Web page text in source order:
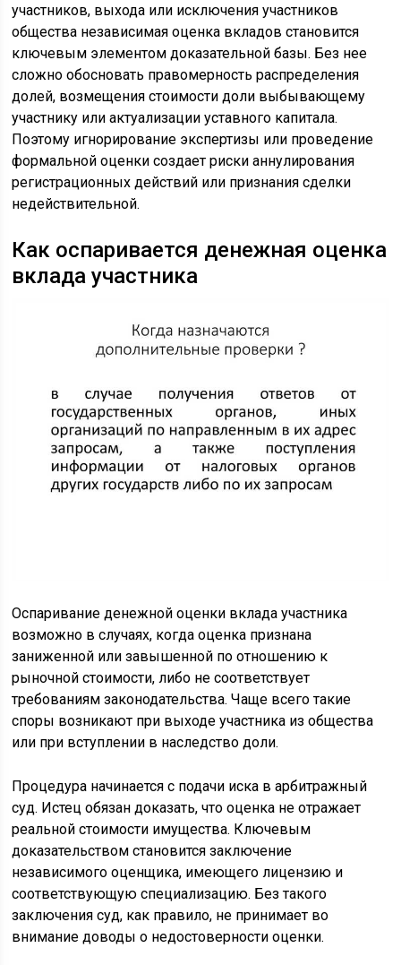
участников, выхода или исключения участников
общества независимая оценка вкладов становится
ключевым элементом доказательной базы. Без нее
сложно обосновать правомерность распределения
долей, возмещения стоимости доли выбывающему
участнику или актуализации уставного капитала.
Поэтому игнорирование экспертизы или проведение
формальной оценки создает риски аннулирования
регистрационных действий или признания сделки
недействительной.
Как оспаривается денежная оценка
вклада участника
Оспаривание денежной оценки вклада участника
возможно в случаях, когда оценка признана
заниженной или завышенной по отношению к
рыночной стоимости, либо не соответствует
требованиям законодательства. Чаще всего такие
споры возникают при выходе участника из общества
или при вступлении в наследство доли.
Процедура начинается с подачи иска в арбитражный
суд. Истец обязан доказать, что оценка не отражает
реальной стоимости имущества. Ключевым
доказательством становится заключение
независимого оценщика, имеющего лицензию и
соответствующую специализацию. Без такого
заключения суд, как правило, не принимает во
внимание доводы о недостоверности оценки.